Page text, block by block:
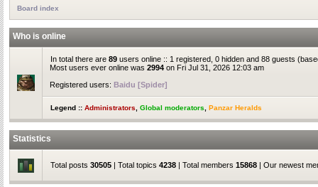
Board index
Who is online
In total there are 89 users online :: 1 registered, 0 hidden and 88 guests
Most users ever online was 2994 on Fri Jul 31, 2026 12:03 am
Registered users: Baidu [Spider]
Legend :: Administrators Global moderators Panzar Heralds
Statistics
Total posts 30505 | Total topics 4238 | Total members 15868 | Our newest